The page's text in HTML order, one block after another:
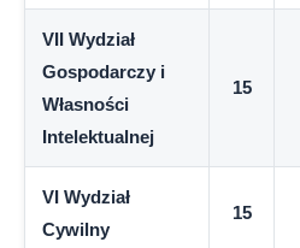
VII Wydział
Gospodarczy i
Własności
Intelektualnej
15
VI Wydział
Cywilny
15